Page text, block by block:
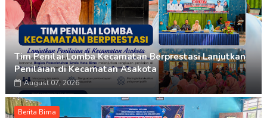
Tim Penilai Lomba Kecamatan Berprestasi Lanjutkan
Penilaian di Kecamatan Asakota
August 07, 2026
Berita Bima